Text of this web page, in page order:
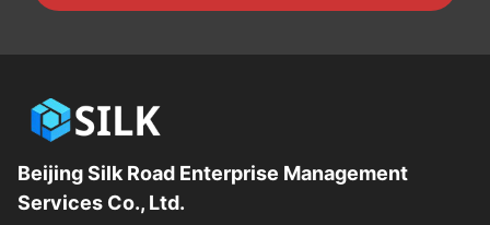
Beijing Silk Road Enterprise Management
Services Co., Ltd.